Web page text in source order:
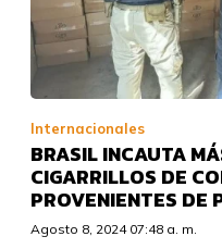
Internacionales
BRASIL INCAUTA
CIGARRILLOS DE
PROVENIENTES DE
Agosto 8, 2024 07:48 a. m.